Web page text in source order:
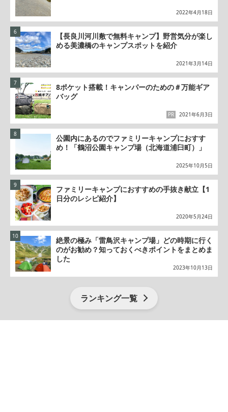
2022年4月18日
【長良川河川敷で無料キャンプ】野営気分が楽し
める美濃橋のキャンプスポットを紹介
2021年3月14日
8ポケット搭載！キャンパーのための＃万能ギア
バッグ
2021年6月3日
PR
公園内にあるのでファミリーキャンプにおすす
め！「鶴沼公園キャンプ場（北海道浦臼町）」
2025年10月5日
ファミリーキャンプにおすすめの手抜き献立【1
日分のレシピ紹介】
2020年5月24日
絶景の極み「雷鳥沢キャンプ場」どの時期に行く
のがお勧め？知っておくべきポイントをまとめま
した
2023年10月13日
ランキング一覧